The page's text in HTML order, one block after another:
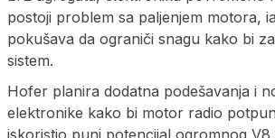
postoji problem sa paljenjem motora,
pokušava da ograniči snagu kako bi
sistem.
Hofer planira dodatna podešavanja i
elektronike kako bi motor radio
iskoristio puni potencijal ogromnog V8